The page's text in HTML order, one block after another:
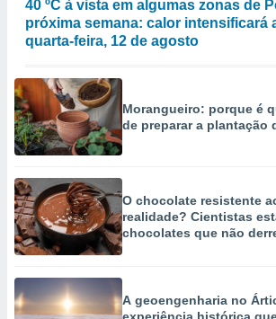
medir
medir o
dos
os
de
de dados
fontes,
e melhorar
dados
40 ºC à vista em algumas zonas de
próxima semana: calor intensificará
quarta-feira, 12 de agosto
Morangueiro: porque é
de preparar a plantação
O chocolate resistente
realidade? Cientistas
chocolates que não
A geoengenharia no